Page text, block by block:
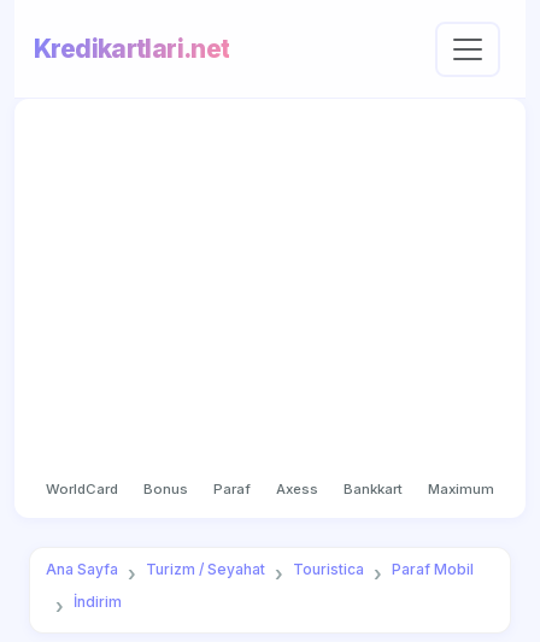
Kredikartlari.net
WorldCard Bonus Paraf Axess Bankkart Maximum
Ana Sayfa Turizm / Seyahat Touristica
Paraf Mobil
İndirim